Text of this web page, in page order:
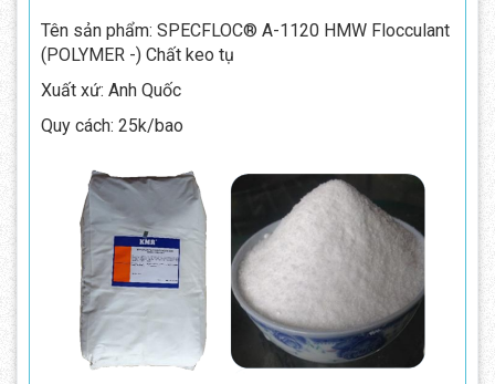
Tên sản phẩm: SPECFLOC® A-1120 HMW Flocculant
(POLYMER -) Chất keo tụ
Xuất xứ: Anh Quốc
Quy cách: 25k/bao